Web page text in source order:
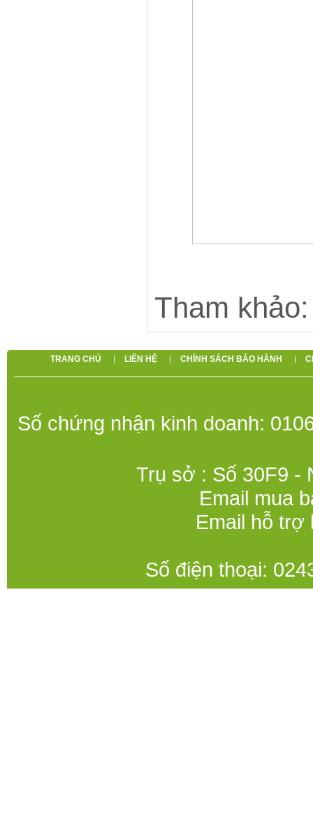
Tham
TRANG CHỦ LIÊN HỆ CHÍNH SÁCH BẢO HÀNH
Số chứng nhận kinh doanh:
Trụ sở : Số 30F9 -
Email mua
Email hỗ trợ
Số điện thoại: